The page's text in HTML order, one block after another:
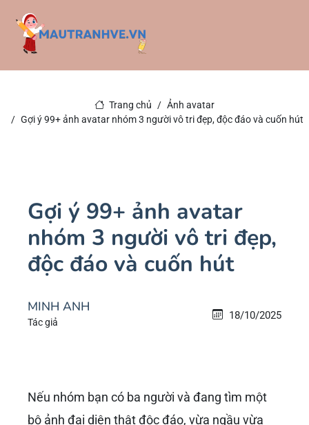
Trang chủ
Ảnh avatar
Gợi ý 99+ ảnh avatar nhóm 3 người vô tri đẹp, độc đáo và cuốn hút
Gợi ý 99+ ảnh avatar
nhóm 3 người vô tri đẹp,
độc đáo và cuốn hút
MINH ANH
Tác giả
18/10/2025
Nếu nhóm bạn có ba người và đang tìm một
bộ ảnh đại diện thật độc đáo, vừa ngầu vừa